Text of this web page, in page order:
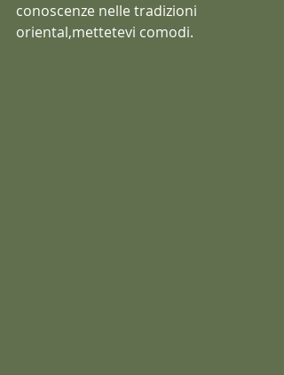
conoscenze nelle tradizioni
oriental,mettetevi comodi.